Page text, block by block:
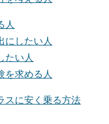
人
にしたい人
たい人
を求める人
スに安く乗る方法